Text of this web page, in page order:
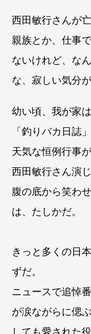
西田敏行さんが
親族とか、仕事
ないけれど、な
な、寂しい気分
幼い頃、我が家
「釣りバカ日誌
天気な恒例行事が
西田敏行さん演
腹の底から笑わ
は、たしかだ。
きっと多くの日
ずだ。
ニュースで追悼
が涙ながらに偲